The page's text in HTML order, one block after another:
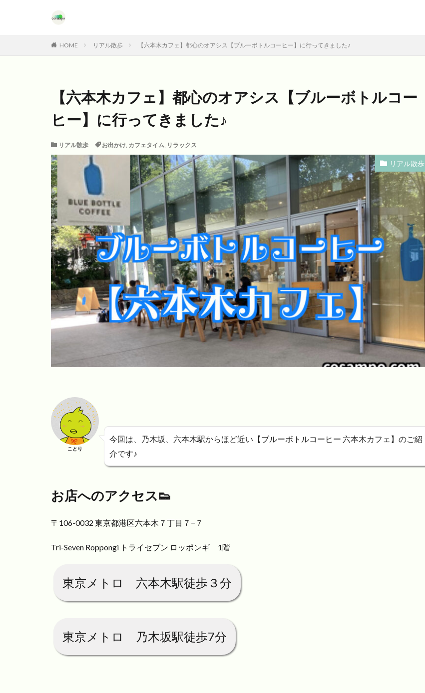
HOME リアル散歩 【六本木カフェ】都心のオアシス【ブルーボトルコーヒー】に行ってきました♪
【六本木カフェ】都心のオアシス【ブルーボトルコー
ヒー】に行ってきました♪
リアル散歩 お出かけ, カフェタイム, リラックス
リアル散歩
ことり
今回は、乃木坂、六本木駅からほど近い【ブルーボトルコーヒー 六本木カフェ】のご紹
介です♪
お店へのアクセス👟
〒106-0032 東京都港区六本木７丁目７−７
Tri-Seven Roppongi トライセブン ロッポンギ 1階
東京メトロ 六本木駅徒歩３分
東京メトロ 乃木坂駅徒歩7分